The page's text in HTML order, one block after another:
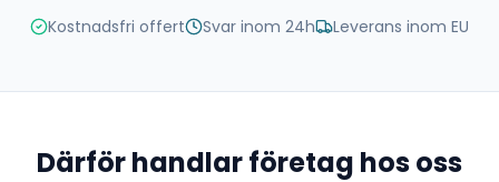
Kostnadsfri offert Svar inom 24h Leverans inom EU
Därför handlar företag hos oss